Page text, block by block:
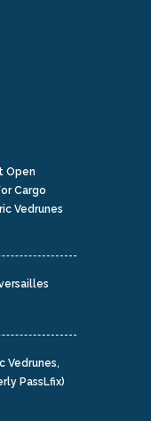
Open
Cargo
Vedrunes
Vedrunes,
PassLfix)